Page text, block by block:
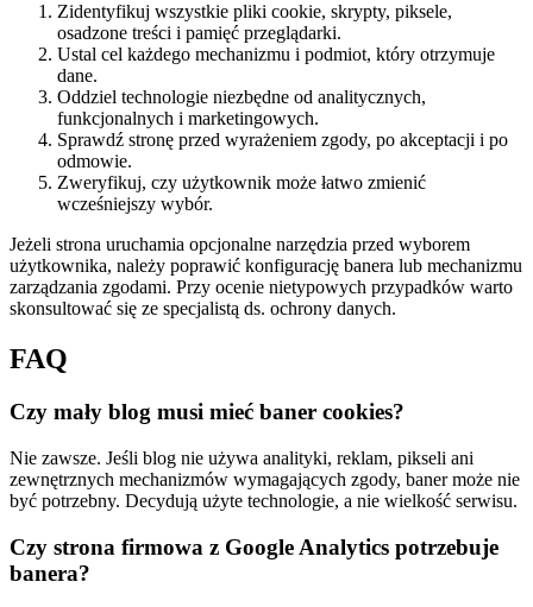
Zidentyfikuj wszystkie pliki cookie, skrypty, piksele,
osadzone treści i pamięć przeglądarki.
Ustal cel każdego mechanizmu i podmiot, który otrzymuje
dane.
Oddziel technologie niezbędne od analitycznych,
funkcjonalnych i marketingowych.
Sprawdź stronę przed wyrażeniem zgody, po akceptacji i po
odmowie.
Zweryfikuj, czy użytkownik może łatwo zmienić
wcześniejszy wybór.
Jeżeli strona uruchamia opcjonalne narzędzia przed wyborem
użytkownika, należy poprawić konfigurację banera lub mechanizmu
zarządzania zgodami. Przy ocenie nietypowych przypadków warto
skonsultować się ze specjalistą ds. ochrony danych.
FAQ
Czy mały blog musi mieć baner cookies?
Nie zawsze. Jeśli blog nie używa analityki, reklam, pikseli ani
zewnętrznych mechanizmów wymagających zgody, baner może nie
być potrzebny. Decydują użyte technologie, a nie wielkość serwisu.
Czy strona firmowa z Google Analytics potrzebuje
banera?